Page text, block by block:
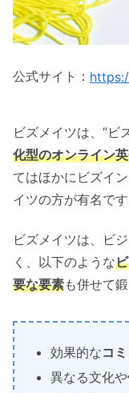
公式サイト：
ビズメイツは、”ビ
化型のオンライン
てはほかにビズイ
イツの方が有名です
ビズメイツは、ビ
く、以下のような
要な要素も併せて
効果的なコ
異なる文化や